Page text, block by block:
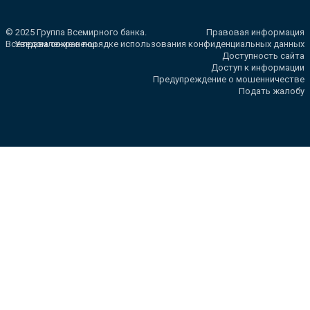
© 2025 Группа Всемирного банка.
Все права сохранены.
Правовая информация
Уведомление о порядке использования конфиденциальных данных
Доступность сайта
Доступ к информации
Предупреждение о мошенничестве
Подать жалобу